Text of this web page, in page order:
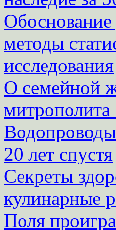
Обоснование
методы
исследования
О семейной
20 лет спустя
Секреты
кулинарные
Поля